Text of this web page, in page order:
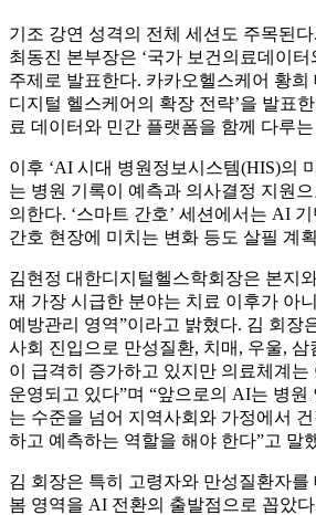
기조 강연 성격의 전체 세션도 주목된
최동진 본부장은 ‘국가 보건의료데이
주제로 발표한다. 카카오헬스케어 황희
디지털 헬스케어의 확장 전략’을 발표
료 데이터와 민간 플랫폼을 함께 다루
이후 ‘AI 시대 병원정보시스템(HIS)의
는 병원 기록이 예측과 의사결정 지원
의한다. ‘스마트 간호’ 세션에서는 AI
간호 현장에 미치는 변화 등도 살필 계
김현정 대한디지털헬스학회장은 본지
재 가장 시급한 분야는 치료 이후가 아
예방관리 영역”이라고 밝혔다. 김 회장
사회 진입으로 만성질환, 치매, 우울, 삼
이 급격히 증가하고 있지만 의료체계는
운영되고 있다”며 “앞으로의 AI는 병
는 수준을 넘어 지역사회와 가정에서
하고 예측하는 역할을 해야 한다”고 말
김 회장은 특히 고령자와 만성질환자를
봄 영역을 AI 전환의 출발점으로 꼽았